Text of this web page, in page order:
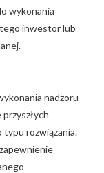
wykonania
inwestor lub
nadzoru
rozwiązania.